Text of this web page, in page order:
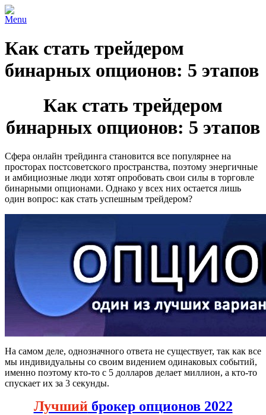
Menu
Как стать трейдером
бинарных опционов: 5 этапов
Как стать трейдером
бинарных опционов: 5 этапов
Сфера онлайн трейдинга становится все популярнее на
просторах постсоветского пространства, поэтому энергичные
и амбициозные люди хотят опробовать свои силы в торговле
бинарными опционами. Однако у всех них остается лишь
один вопрос: как стать успешным трейдером?
На самом деле, однозначного ответа не существует, так как все
мы индивидуальны со своим видением одинаковых событий,
именно поэтому кто-то с 5 долларов делает миллион, а кто-то
спускает их за 3 секунды.
Лучшийброкер опционов 2022